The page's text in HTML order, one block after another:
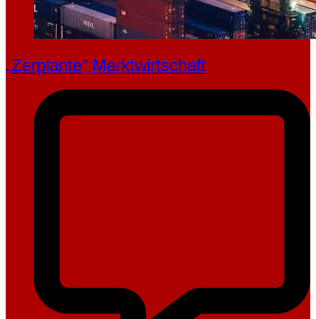
„Zerplante“ Marktwirtschaft